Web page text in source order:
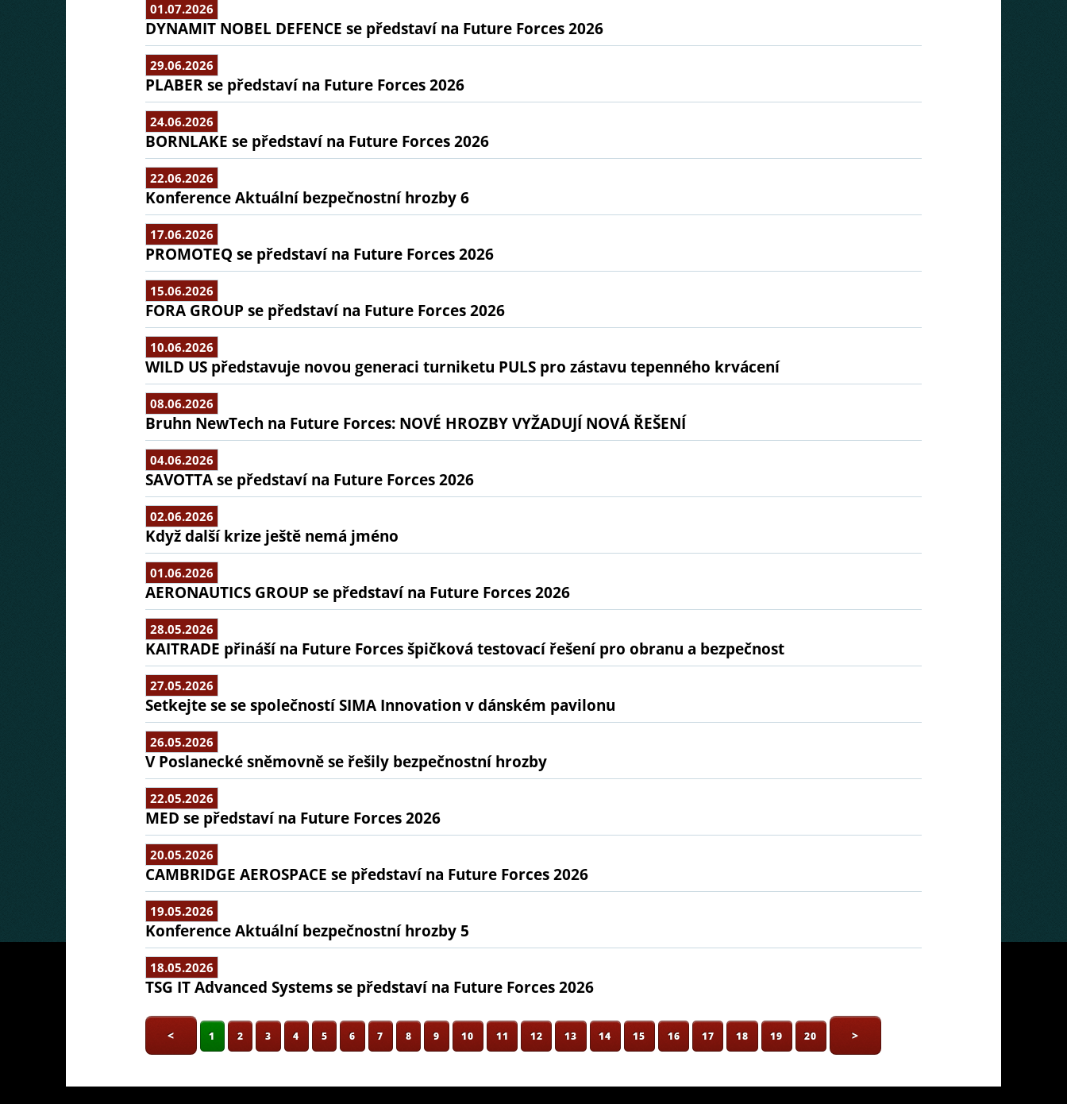
01.07.2026
DYNAMIT NOBEL DEFENCE se představí na Future Forces 2026
29.06.2026
PLABER se představí na Future Forces 2026
24.06.2026
BORNLAKE se představí na Future Forces 2026
22.06.2026
Konference Aktuální bezpečnostní hrozby 6
17.06.2026
PROMOTEQ se představí na Future Forces 2026
15.06.2026
FORA GROUP se představí na Future Forces 2026
10.06.2026
WILD US představuje novou generaci turniketu PULS pro zástavu tepenného krvácení
08.06.2026
Bruhn NewTech na Future Forces: NOVÉ HROZBY VYŽADUJÍ NOVÁ ŘEŠENÍ
04.06.2026
SAVOTTA se představí na Future Forces 2026
02.06.2026
Když další krize ještě nemá jméno
01.06.2026
AERONAUTICS GROUP se představí na Future Forces 2026
28.05.2026
KAITRADE přináší na Future Forces špičková testovací řešení pro obranu a bezpečnost
27.05.2026
Setkejte se se společností SIMA Innovation v dánském pavilonu
26.05.2026
V Poslanecké sněmovně se řešily bezpečnostní hrozby
22.05.2026
MED se představí na Future Forces 2026
20.05.2026
CAMBRIDGE AEROSPACE se představí na Future Forces 2026
19.05.2026
Konference Aktuální bezpečnostní hrozby 5
18.05.2026
TSG IT Advanced Systems se představí na Future Forces 2026
< 1 2 3 4 5 6 7 8 9 10 11 12 13 14 15 16 17 18 19 20 >